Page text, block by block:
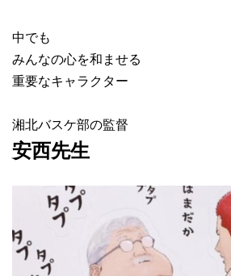
中でも
みんなの心を和ませる
重要なキャラクター
湘北バスケ部の監督
安西先生